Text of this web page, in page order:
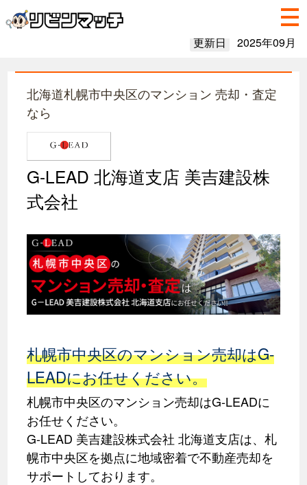
更新日 2025年09月
北海道札幌市中央区のマンション 売却・査定
なら
G-LEAD 北海道支店 美吉建設株
式会社
札幌市中央区のマンション売却はG-
LEADにお任せください。
札幌市中央区のマンション売却はG-LEADに
お任せください。
G-LEAD 美吉建設株式会社 北海道支店は、札
幌市中央区を拠点に地域密着で不動産売却を
サポートしております。